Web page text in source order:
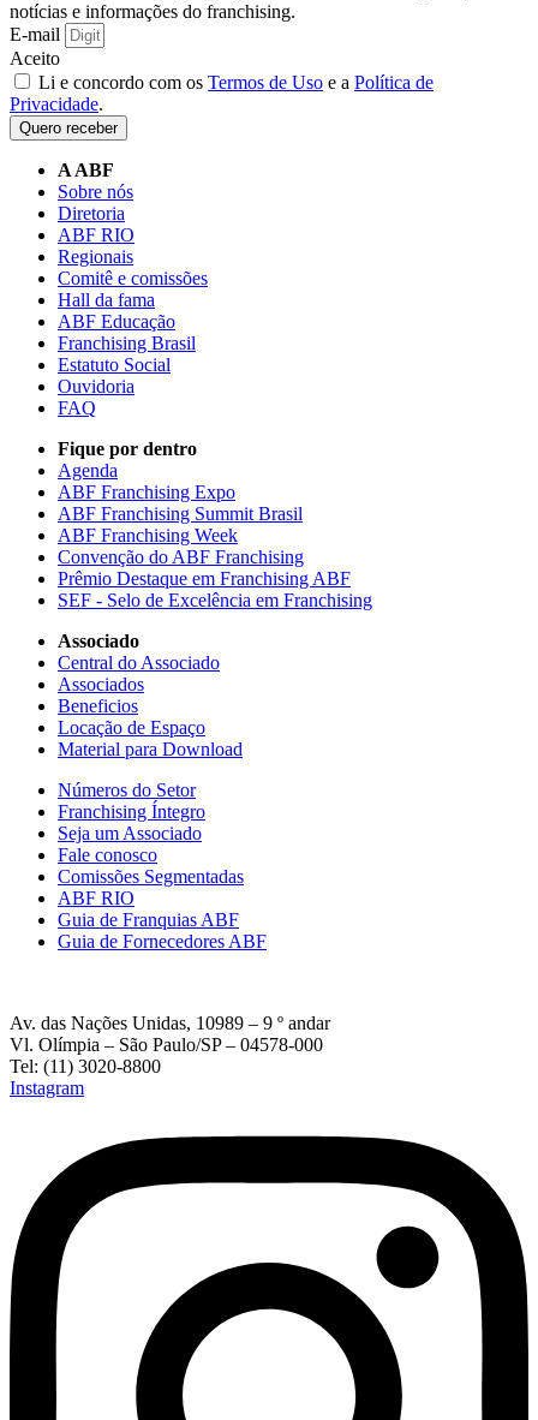
notícias e informações do franchising.
E-mail
Aceito
Li e concordo com os Termos de Uso e a Política de
Privacidade.
Quero receber
A ABF
Sobre nós
Diretoria
ABF RIO
Regionais
Comitê e comissões
Hall da fama
ABF Educação
Franchising Brasil
Estatuto Social
Ouvidoria
FAQ
Fique por dentro
Agenda
ABF Franchising Expo
ABF Franchising Summit Brasil
ABF Franchising Week
Convenção do ABF Franchising
Prêmio Destaque em Franchising ABF
SEF - Selo de Excelência em Franchising
Associado
Central do Associado
Associados
Beneficios
Locação de Espaço
Material para Download
Números do Setor
Franchising Íntegro
Seja um Associado
Fale conosco
Comissões Segmentadas
ABF RIO
Guia de Franquias ABF
Guia de Fornecedores ABF
Av. das Nações Unidas, 10989 – 9 º andar
Vl. Olímpia – São Paulo/SP – 04578-000
Tel: (11) 3020-8800
Instagram